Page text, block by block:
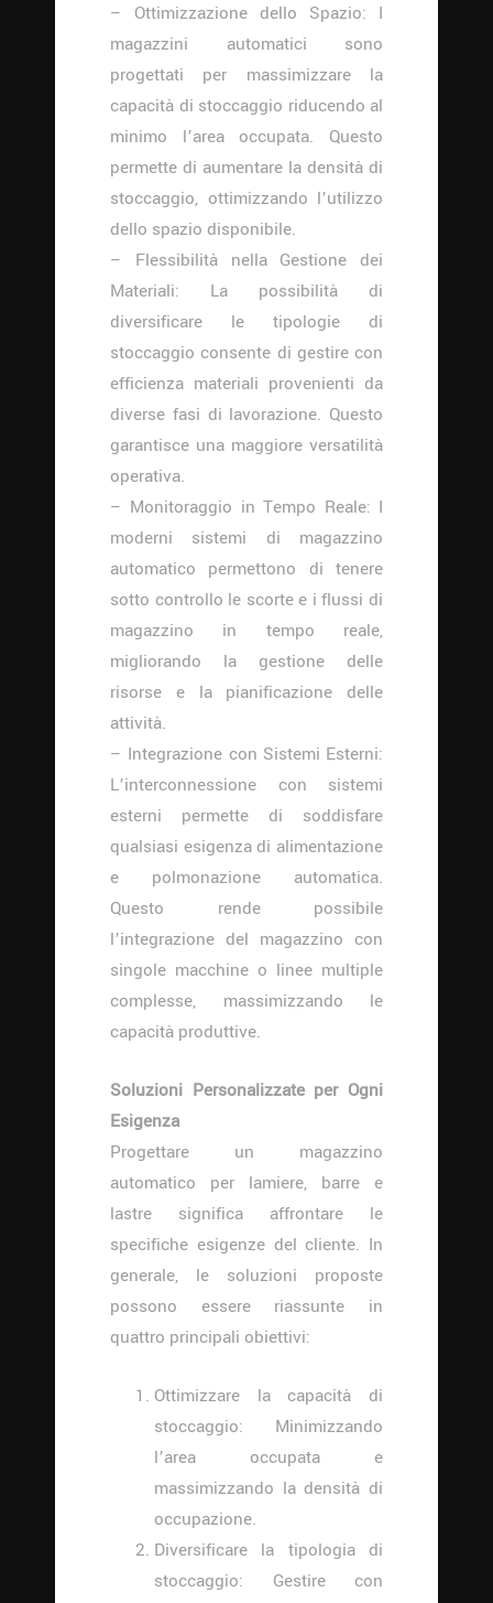
– Ottimizzazione dello Spazio: I
magazzini automatici sono
progettati per massimizzare la
capacità di stoccaggio riducendo al
minimo l’area occupata. Questo
permette di aumentare la densità di
stoccaggio, ottimizzando l’utilizzo
dello spazio disponibile.
– Flessibilità nella Gestione dei
Materiali: La possibilità di
diversificare le tipologie di
stoccaggio consente di gestire con
efficienza materiali provenienti da
diverse fasi di lavorazione. Questo
garantisce una maggiore versatilità
operativa.
– Monitoraggio in Tempo Reale: I
moderni sistemi di magazzino
automatico permettono di tenere
sotto controllo le scorte e i flussi di
magazzino in tempo reale,
migliorando la gestione delle
risorse e la pianificazione delle
attività.
– Integrazione con Sistemi Esterni:
L’interconnessione con sistemi
esterni permette di soddisfare
qualsiasi esigenza di alimentazione
e polmonazione automatica.
Questo rende possibile
l’integrazione del magazzino con
singole macchine o linee multiple
complesse, massimizzando le
capacità produttive.
Soluzioni Personalizzate per Ogni
Esigenza
Progettare un magazzino
automatico per lamiere, barre e
lastre significa affrontare le
specifiche esigenze del cliente. In
generale, le soluzioni proposte
possono essere riassunte in
quattro principali obiettivi:
Ottimizzare la capacità di
stoccaggio: Minimizzando
l’area occupata e
massimizzando la densità di
occupazione.
Diversificare la tipologia di
stoccaggio: Gestire con